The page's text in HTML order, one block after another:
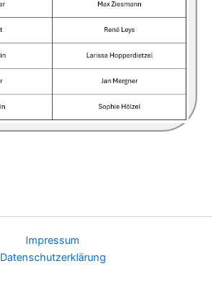
Impressum
Datenschutzerklärung